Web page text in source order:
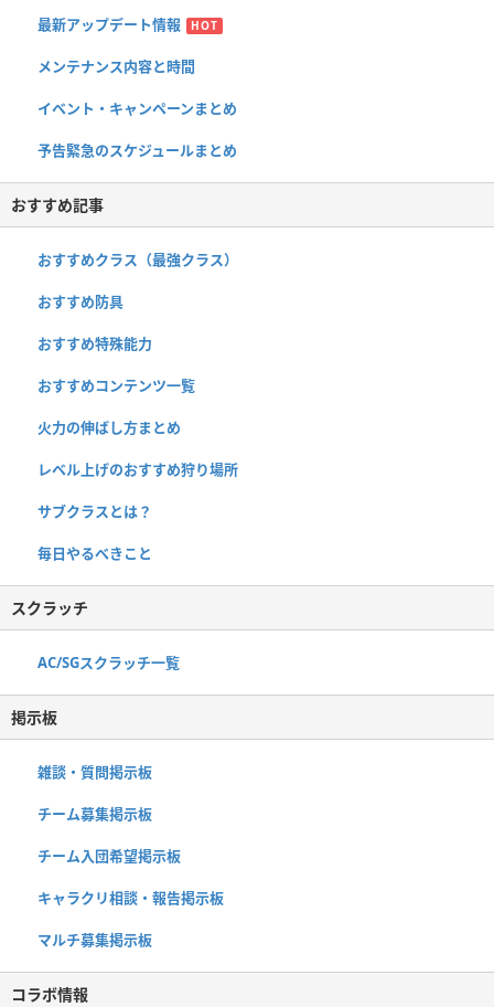
最新アップデート情報 HOT
メンテナンス内容と時間
イベント・キャンペーンまとめ
予告緊急のスケジュールまとめ
おすすめ記事
おすすめクラス（最強クラス）
おすすめ防具
おすすめ特殊能力
おすすめコンテンツ一覧
火力の伸ばし方まとめ
レベル上げのおすすめ狩り場所
サブクラスとは？
毎日やるべきこと
スクラッチ
AC/SGスクラッチ一覧
掲示板
雑談・質問掲示板
チーム募集掲示板
チーム入団希望掲示板
キャラクリ相談・報告掲示板
マルチ募集掲示板
コラボ情報